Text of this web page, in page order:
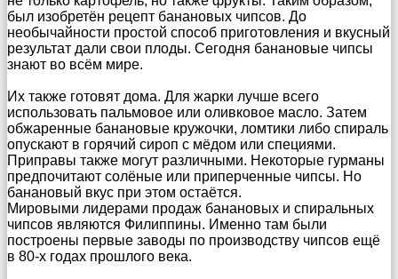
был изобретён рецепт банановых чипсов. До
необычайности простой способ приготовления и вкусный
результат дали свои плоды. Сегодня банановые чипсы
знают во всём мире.
Их также готовят дома. Для жарки лучше всего
использовать пальмовое или оливковое масло. Затем
обжаренные банановые кружочки, ломтики либо спираль
опускают в горячий сироп с мёдом или специями.
Приправы также могут различными. Некоторые гурманы
предпочитают солёные или приперченные чипсы. Но
банановый вкус при этом остаётся.
Мировыми лидерами продаж банановых и спиральных
чипсов являются Филиппины. Именно там были
построены первые заводы по производству чипсов ещё
в 80-х годах прошлого века.